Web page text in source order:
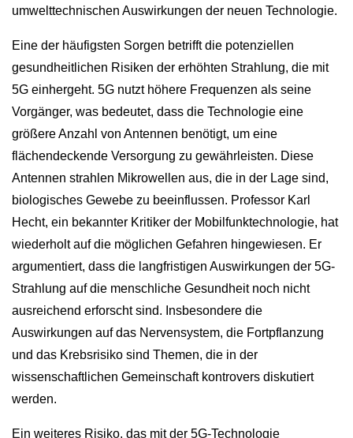
umwelttechnischen Auswirkungen der neuen Technologie.
Eine der häufigsten Sorgen betrifft die potenziellen
gesundheitlichen Risiken der erhöhten Strahlung, die mit
5G einhergeht. 5G nutzt höhere Frequenzen als seine
Vorgänger, was bedeutet, dass die Technologie eine
größere Anzahl von Antennen benötigt, um eine
flächendeckende Versorgung zu gewährleisten. Diese
Antennen strahlen Mikrowellen aus, die in der Lage sind,
biologisches Gewebe zu beeinflussen. Professor Karl
Hecht, ein bekannter Kritiker der Mobilfunktechnologie, hat
wiederholt auf die möglichen Gefahren hingewiesen. Er
argumentiert, dass die langfristigen Auswirkungen der 5G-
Strahlung auf die menschliche Gesundheit noch nicht
ausreichend erforscht sind. Insbesondere die
Auswirkungen auf das Nervensystem, die Fortpflanzung
und das Krebsrisiko sind Themen, die in der
wissenschaftlichen Gemeinschaft kontrovers diskutiert
werden.
Ein weiteres Risiko, das mit der 5G-Technologie